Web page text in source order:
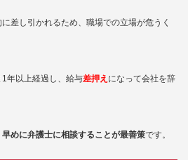
差し引かれるため、職場での立場が危うく
年以上経過し、給与差押え になって会社を辞
早めに弁護士に相談することが最善策です。